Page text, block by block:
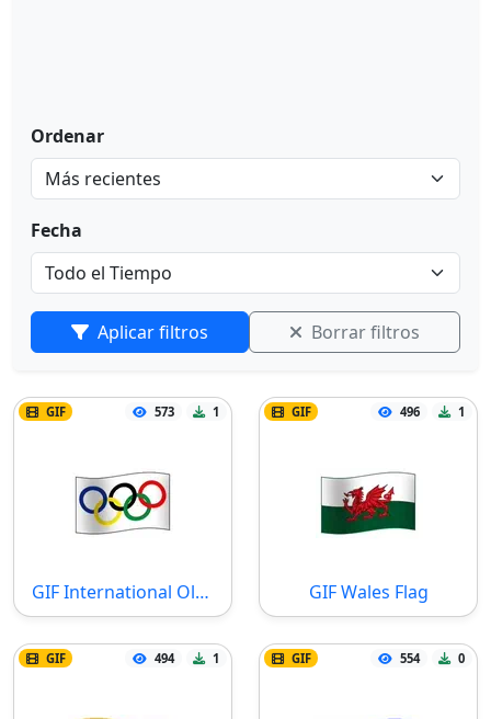
Ordenar
Fecha
Aplicar filtros Borrar filtros
GIF 573 1
GIF International Olympic Committee Flag
GIF 496 1
GIF Wales Flag
GIF 494 1 GIF 554 0